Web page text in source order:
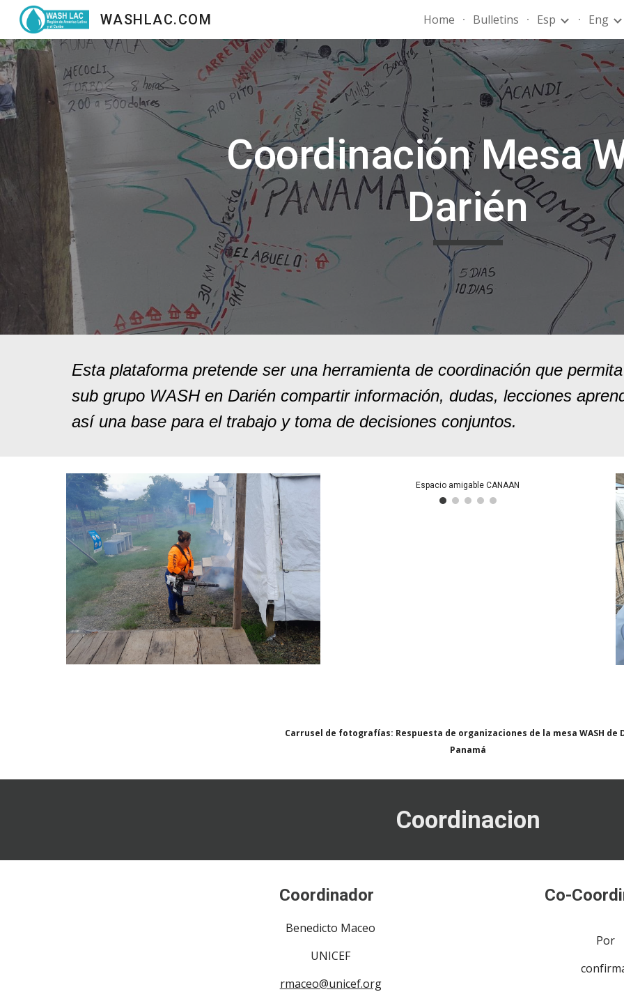
Skip to
WASHLAC.COM Home Bulletins Esp Eng
Coordinación Mesa
Darién
Esta plataforma pretende ser una herramienta de coordinación que
sub grupo WASH en Darién compartir información, dudas, lecciones
así una base para el trabajo y toma de decisiones conjuntos.
Carrusel de fotografías: Respuesta de organizaciones de la mesa WASH de
Panamá
Coordinacion
Coordinador
Benedicto Maceo
UNICEF
rmaceo@unicef.org
Co-
Por